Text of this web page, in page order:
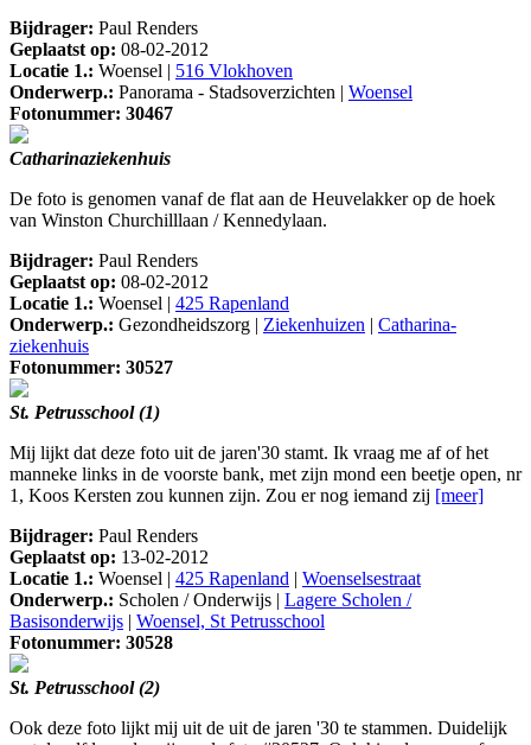
Bijdrager: Paul Renders
Geplaatst op: 08-02-2012
Locatie 1.: Woensel | 516 Vlokhoven
Onderwerp.: Panorama - Stadsoverzichten | Woensel
Fotonummer: 30467
Catharinaziekenhuis
De foto is genomen vanaf de flat aan de Heuvelakker op de hoek
van Winston Churchilllaan / Kennedylaan.
Bijdrager: Paul Renders
Geplaatst op: 08-02-2012
Locatie 1.: Woensel | 425 Rapenland
Onderwerp.: Gezondheidszorg | Ziekenhuizen | Catharina-
ziekenhuis
Fotonummer: 30527
St. Petrusschool (1)
Mij lijkt dat deze foto uit de jaren'30 stamt. Ik vraag me af of het
manneke links in de voorste bank, met zijn mond een beetje open, nr
1, Koos Kersten zou kunnen zijn. Zou er nog iemand zij [meer]
Bijdrager: Paul Renders
Geplaatst op: 13-02-2012
Locatie 1.: Woensel | 425 Rapenland | Woenselsestraat
Onderwerp.: Scholen / Onderwijs | Lagere Scholen /
Basisonderwijs | Woensel, St Petrusschool
Fotonummer: 30528
St. Petrusschool (2)
Ook deze foto lijkt mij uit de uit de jaren '30 te stammen. Duidelijk